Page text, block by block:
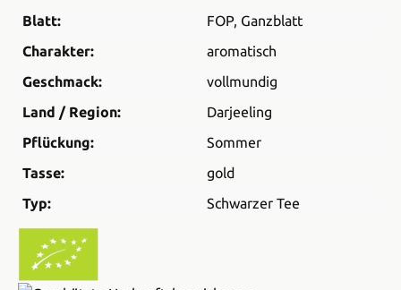
Blatt: FOP, Ganzblatt
Charakter:
aromatisch
Geschmack:
vollmundig
Land / Region:
Darjeeling
Pflückung:
Sommer
Tasse:
gold
Typ:
Schwarzer Tee